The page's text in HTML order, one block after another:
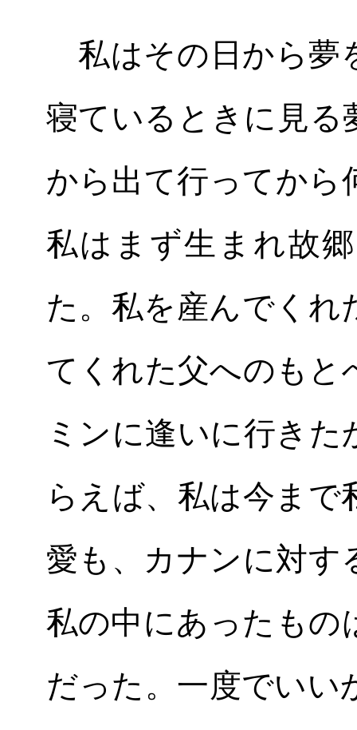
私はその日から夢
寝ているときに見る
から出て行ってから
私はまず生まれ故
た。私を産んでくれ
てくれた父へのもと
ミンに逢いに行き
らえば、私は今ま
愛も、カナンに対す
私の中にあったもの
だった。一度でいい